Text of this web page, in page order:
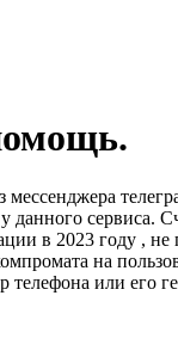
данного сервиса.
в 2023 году ,
на
телефона или его